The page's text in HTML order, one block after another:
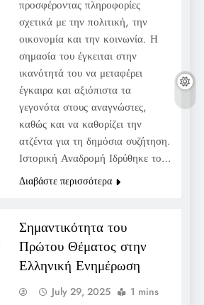
προσφέροντας πληροφορίες
σχετικά με την πολιτική, την
οικονομία και την κοινωνία. Η
σημασία του έγκειται στην
ικανότητά του να μεταφέρει
έγκαιρα και αξιόπιστα τα
γεγονότα στους αναγνώστες,
καθώς και να καθορίζει την
ατζέντα για τη δημόσια συζήτηση.
Ιστορική Αναδρομή Ιδρύθηκε το…
Διαβάστε περισσότερα
Σημαντικότητα του
Πρώτου Θέματος στην
Ελληνική Ενημέρωση
July 29, 2025 1 mins